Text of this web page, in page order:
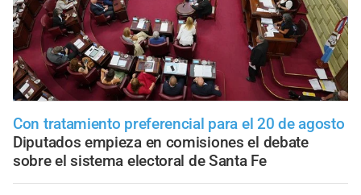
Con tratamiento preferencial para el 20 de agosto
Diputados empieza en comisiones el debate
sobre el sistema electoral de Santa Fe